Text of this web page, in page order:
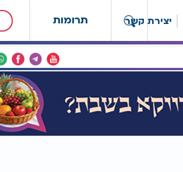
תרומות יצירת קשר